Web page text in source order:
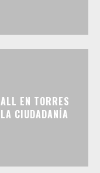
EN TORRES
CIUDADANÍA